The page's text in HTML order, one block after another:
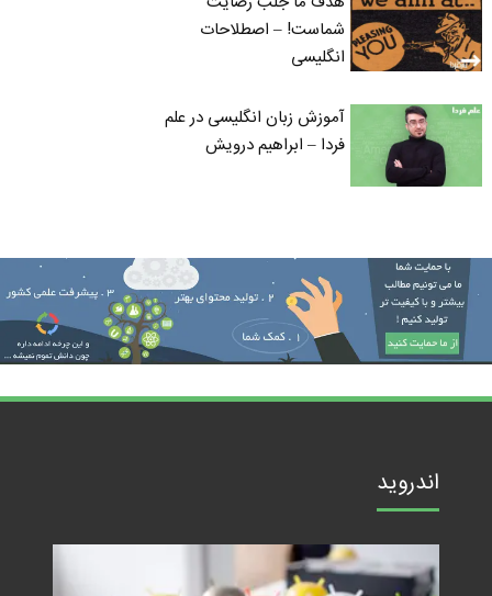
شماست! – اصطلاحات
انگلیسی
آموزش زبان انگلیسی در علم
فردا – ابراهیم درویش
اندروید